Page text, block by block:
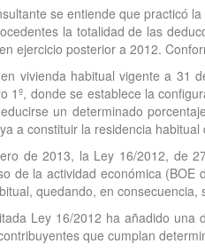
se entiende que practicó
la totalidad de las
ejercicio posterior a 2012.
vivienda habitual vigente a 31
1º, donde se establece la
un determinado
a constituir la residencia
de 2013, la Ley 16/2012, de
de la actividad económica
quedando, en consecuencia,
Ley 16/2012 ha añadido
que cumplan